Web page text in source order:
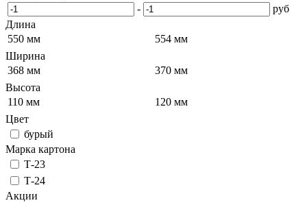
-
руб
Длина
550 мм
554 мм
Ширина
368 мм
370 мм
Высота
110 мм
120 мм
Цвет
бурый
Марка картона
Т-23
Т-24
Акции